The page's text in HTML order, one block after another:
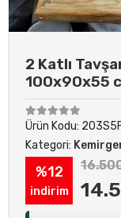
2 Katlı
100x90x55
Ürün Kodu:
Kategori:
%12
indirim